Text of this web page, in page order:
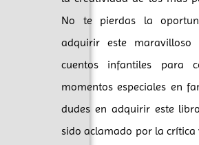
No te pierdas la
adquirir este
cuentos infantiles para
momentos especiales en
dudes en adquirir este
sido aclamado por la crítica